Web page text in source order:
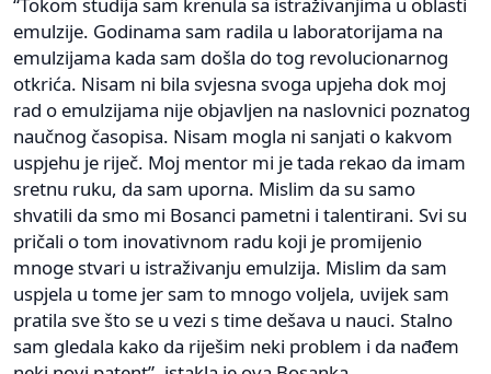
emulzije. Godinama sam radila u laboratorijama na
emulzijama kada sam došla do tog revolucionarnog
otkrića. Nisam ni bila svjesna svoga upjeha dok moj
rad o emulzijama nije objavljen na naslovnici poznatog
naučnog časopisa. Nisam mogla ni sanjati o kakvom
uspjehu je riječ. Moj mentor mi je tada rekao da imam
sretnu ruku, da sam uporna. Mislim da su samo
shvatili da smo mi Bosanci pametni i talentirani. Svi su
pričali o tom inovativnom radu koji je promijenio
mnoge stvari u istraživanju emulzija. Mislim da sam
uspjela u tome jer sam to mnogo voljela, uvijek sam
pratila sve što se u vezi s time dešava u nauci. Stalno
sam gledala kako da riješim neki problem i da nađem